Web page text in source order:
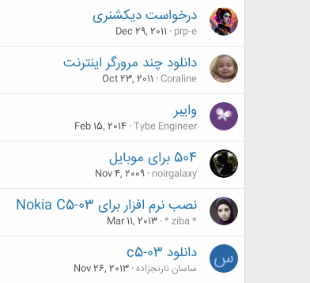
درخواست دیکشنری
prp-e
Dec 29, 2011
دانلود چند مرورگر اینترنت
Coraline
Oct 23, 2011
وایبر
Tybe Engineer
Feb 15, 2014
504 برای موبایل
noirgalaxy
Nov 4, 2009
نصب نرم افزار برای Nokia C5-03
* ziba *
Mar 11, 2013
س دانلود c5-03
ساسان نارنجزاده Nov 26, 2013